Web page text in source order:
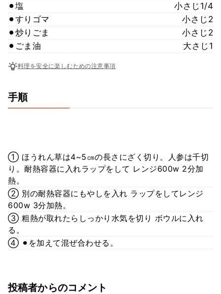
⚫︎塩
小さじ1/4
⚫︎すりゴマ
小さじ2
⚫︎炒りごま
小さじ2
⚫︎ごま油
大さじ1
料理を安全に楽しむための注意事項
手順
① ほうれん草は4~5㎝の長さにざく切り。人参は千切
り。耐熱容器に入れラップをして レンジ600w 2分加
熱。
② 別の耐熱容器にもやしを入れ ラップをしてレンジ
600w 3分加熱。
③ 粗熱が取れたらしっかり水気を切り ボウルに入れ
る。
④ ⚫︎を加えて混ぜ合わせる。
投稿者からのコメント